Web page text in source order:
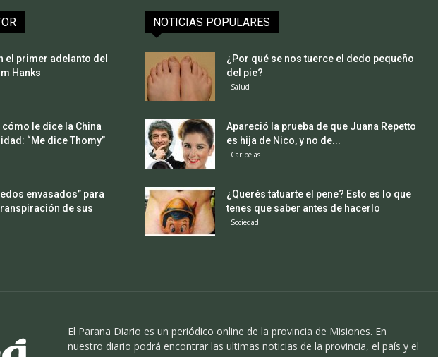
el primer adelanto del
Hanks
le dice la China
“Me dice Thomy”
envasados” para
de sus
NOTICIAS POPULARES
¿Por qué se nos tuerce el dedo pequeño
del pie?
Salud
Apareció la prueba de que Juana Repetto
es hija de Nico, y no de...
Caripelas
¿Querés tatuarte el pene? Esto es lo que
tenes que saber antes de hacerlo
Sociedad
El Parana Diario es un periódico online de la provincia de Misiones. En
nuestro diario podrá encontrar las ultimas noticias de la provincia, el país y el